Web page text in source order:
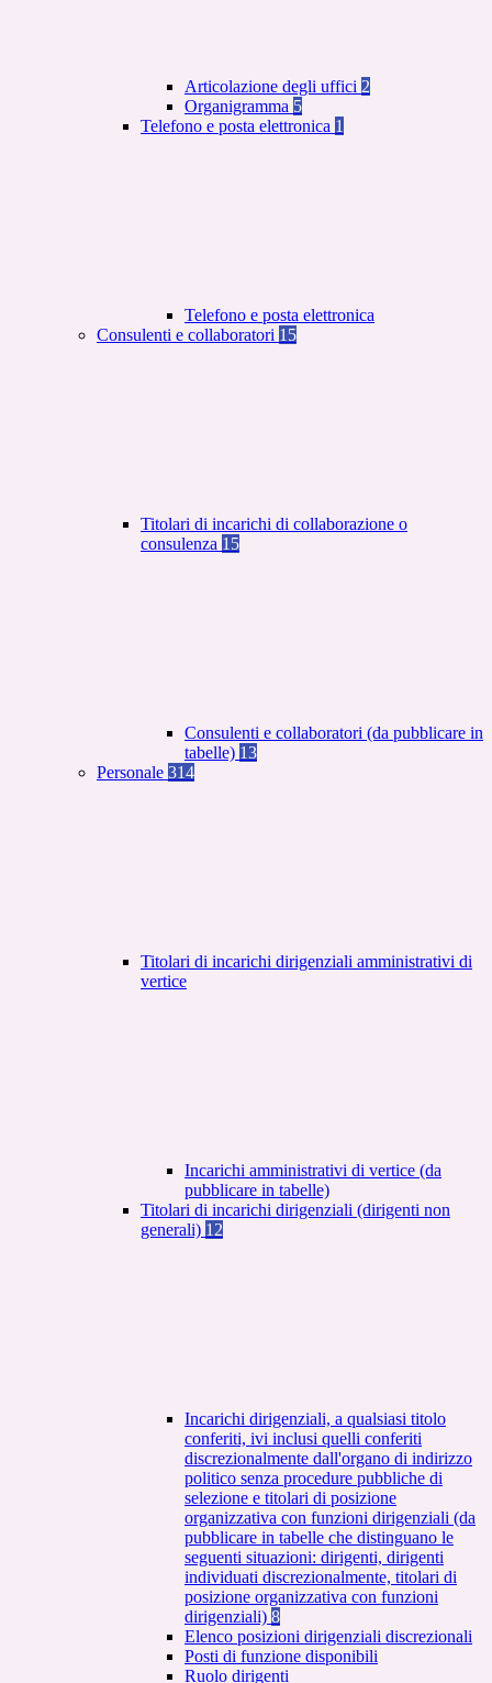
Articolazione degli uffici 2
Organigramma 5
Telefono e posta elettronica 1
Telefono e posta elettronica
Consulenti e collaboratori 15
Titolari di incarichi di collaborazione o
consulenza 15
Consulenti e collaboratori (da pubblicare in
tabelle) 13
Personale 314
Titolari di incarichi dirigenziali amministrativi di
vertice
Incarichi amministrativi di vertice (da
pubblicare in tabelle)
Titolari di incarichi dirigenziali (dirigenti non
generali) 12
Incarichi dirigenziali, a qualsiasi titolo
conferiti, ivi inclusi quelli conferiti
discrezionalmente dall'organo di indirizzo
politico senza procedure pubbliche di
selezione e titolari di posizione
organizzativa con funzioni dirigenziali (da
pubblicare in tabelle che distinguano le
seguenti situazioni: dirigenti, dirigenti
individuati discrezionalmente, titolari di
posizione organizzativa con funzioni
dirigenziali) 8
Elenco posizioni dirigenziali discrezionali
Posti di funzione disponibili
Ruolo dirigenti